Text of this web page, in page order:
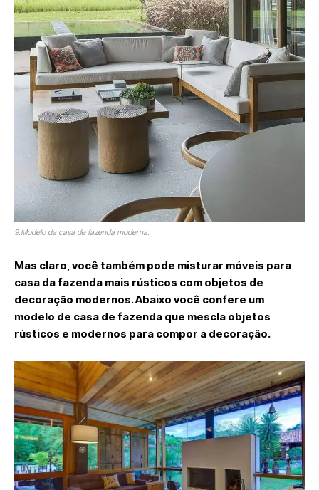
9.Modelo da casa de fazenda moderna.
Mas claro, você também pode misturar móveis para
casa da fazenda mais rústicos com objetos de
decoração modernos. Abaixo você confere um
modelo de casa de fazenda que mescla objetos
rústicos e modernos para compor a decoração.